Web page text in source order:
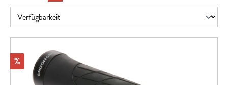
Rabatt
%